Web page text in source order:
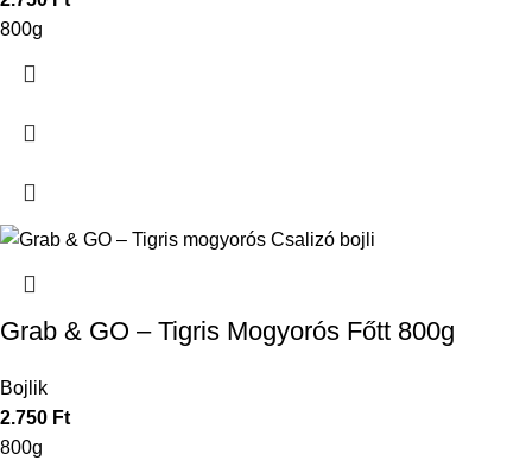
800g
Grab & GO – Tigris Mogyorós Főtt 800g
Bojlik
2.750 Ft
800g